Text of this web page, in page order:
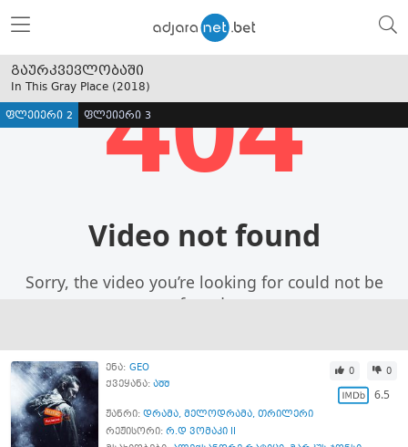
გაურკვევლობაში
In This Gray Place (2018)
ფლეიერი 2 ფლეიერი 3
ენა: GEO
ქვეყანა: აშშ
0 0
6.5
ჟანრი: დრამა, მელოდრამა, თრილერი
რეჟისორი: რ.დ ვომაკი II